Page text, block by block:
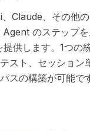
Claude、その他
のステップ
供します。1つの
スト、セッション
スの構築が可能で